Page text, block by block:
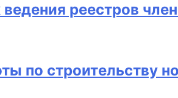
реестров
по строительству